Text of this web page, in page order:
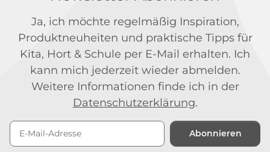
Ja, ich möchte regelmäßig Inspiration,
Produktneuheiten und praktische Tipps für
Kita, Hort & Schule per E-Mail erhalten. Ich
kann mich jederzeit wieder abmelden.
Weitere Informationen finde ich in der
Datenschutzerklärung.
Abonnieren